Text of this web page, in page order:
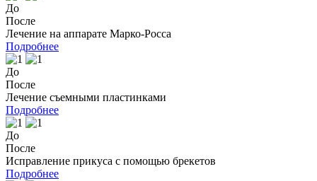
До
После
Лечение на аппарате Марко-Росса
Подробнее
До
После
Лечение съемными пластинками
Подробнее
До
После
Исправление прикуса с помощью брекетов
Подробнее